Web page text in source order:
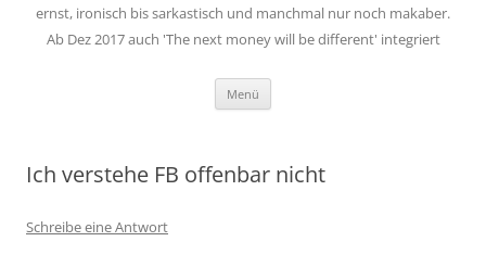
ernst, ironisch bis sarkastisch und manchmal nur noch makaber.
Ab Dez 2017 auch 'The next money will be different' integriert
Menü
Ich verstehe FB offenbar nicht
Schreibe eine Antwort